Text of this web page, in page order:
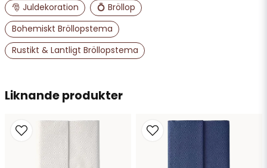
email
Mejladress
Liknande produkter
🎅 Juldekoration
💍 Bröllop
Bohemiskt Bröllopstema
Rustikt & Lantligt Bröllopstema